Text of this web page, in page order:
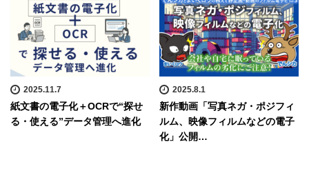
2025.11.7
紙文書の電子化＋OCRで“探せ
る・使える”データ管理へ進化
2025.8.1
新作動画「写真ネガ・ポジフィ
ルム、映像フィルムなどの電子
化」公開…